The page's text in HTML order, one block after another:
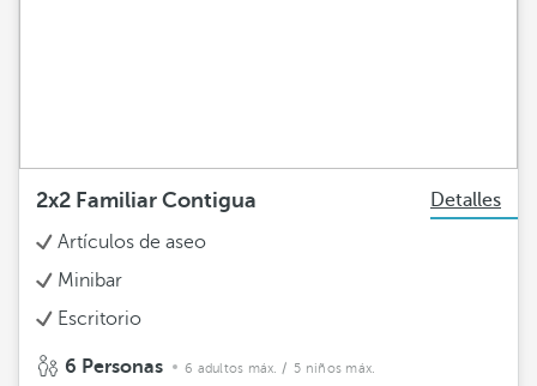
2x2 Familiar Contigua
Detalles
Artículos de aseo
Minibar
Escritorio
6 Personas 6 adultos máx. / 5 niños máx.